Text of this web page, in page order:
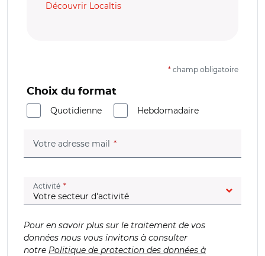
Découvrir Localtis
* champ obligatoire
Choix du format
Quotidienne
Hebdomadaire
Votre adresse mail (champ obligatoire)
Activité (champ obligatoire)
Pour en savoir plus sur le traitement de vos
données nous vous invitons à consulter
notre Politique de protection des données à